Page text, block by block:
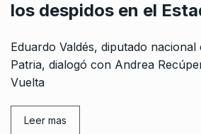
los despidos en el
Eduardo Valdés, diputado
Patria, dialogó con Andrea
Vuelta
Leer mas